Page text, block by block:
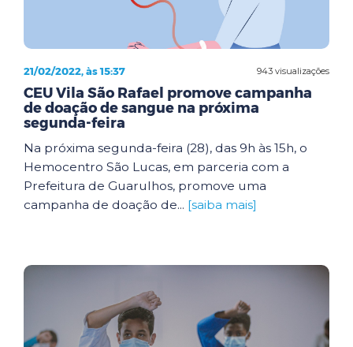
943 visualizações
21/02/2022, às 15:37
CEU Vila São Rafael promove campanha
de doação de sangue na próxima
segunda-feira
Na próxima segunda-feira (28), das 9h às 15h, o
Hemocentro São Lucas, em parceria com a
Prefeitura de Guarulhos, promove uma
campanha de doação de... [saiba mais]